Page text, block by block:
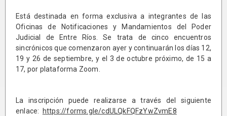
Está destinada en forma exclusiva a integrantes de las
Oficinas de Notificaciones y Mandamientos del Poder
Judicial de Entre Ríos. Se trata de cinco encuentros
sincrónicos que comenzaron ayer y continuarán los días 12,
19 y 26 de septiembre, y el 3 de octubre próximo, de 15 a
17, por plataforma Zoom.
La inscripción puede realizarse a través del siguiente
enlace:
https://forms.gle/cdULQkFQFzYwZvmE8